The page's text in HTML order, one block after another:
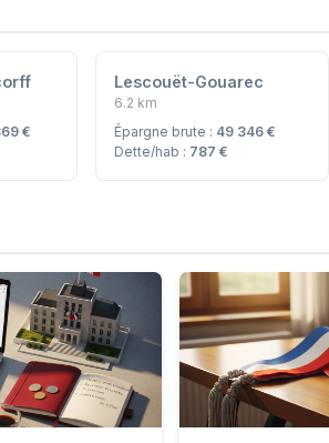
€
Lescouët-Gouarec
6.2 km
Épargne brute : 49 346 €
Dette/hab : 787 €